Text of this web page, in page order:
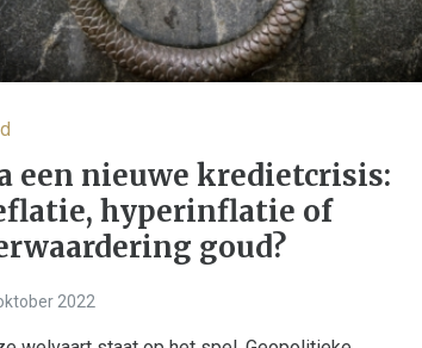
een nieuwe kredietcrisis:
hyperinflatie of
goud?
2022